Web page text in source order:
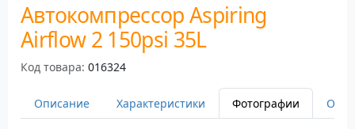
Автокомпрессор Aspiring
Airflow 2 150psi 35L
Код товара: 016324
Описание Характеристики Фотографии